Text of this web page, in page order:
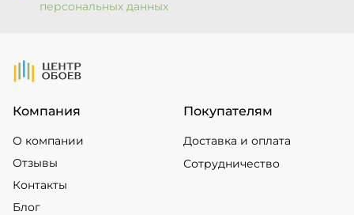
персональных данных
На Главную
Компания
О компании
Отзывы
Контакты
Блог
Покупателям
Доставка и оплата
Сотрудничество